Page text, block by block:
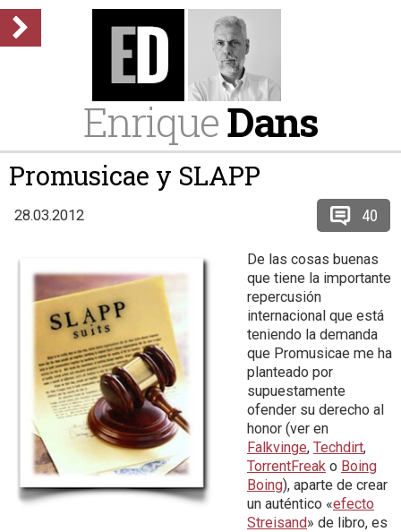
EnriqueDans
Promusicae y SLAPP
28.03.2012 40
De las cosas buenas
que tiene la importante
repercusión
internacional que está
teniendo la demanda
que Promusicae me ha
planteado por
supuestamente
ofender su derecho al
honor (ver en
Falkvinge, Techdirt,
TorrentFreak o Boing
Boing), aparte de crear
un auténtico «efecto
Streisand» de libro, es